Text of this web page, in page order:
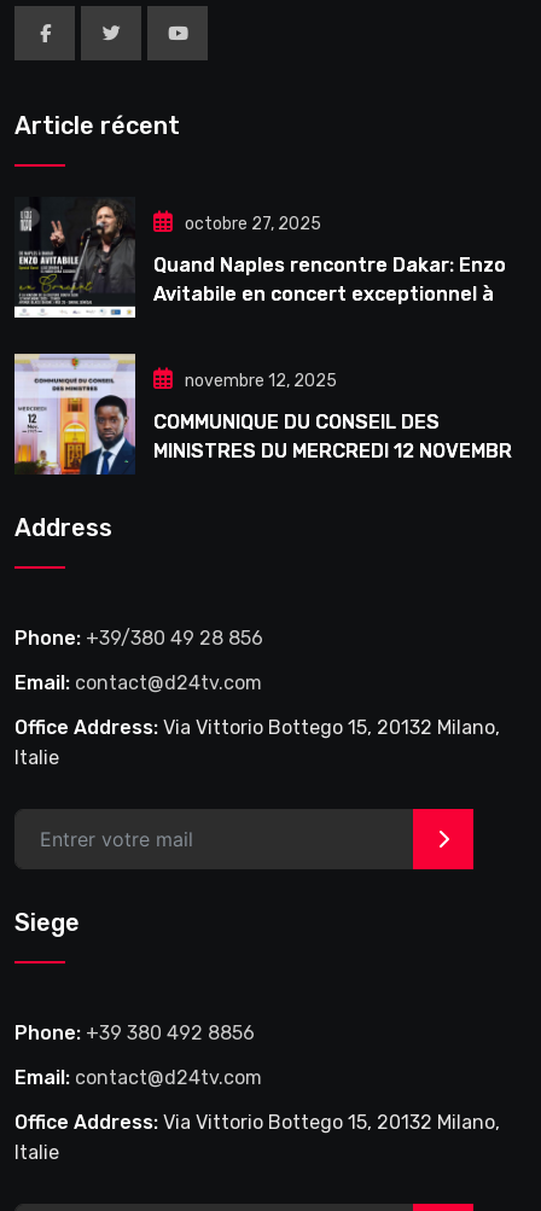
Article récent
octobre 27, 2025
Quand Naples rencontre Dakar: Enzo
Avitabile en concert exceptionnel à
novembre 12, 2025
COMMUNIQUE DU CONSEIL DES
MINISTRES DU MERCREDI 12 NOVEMBRE
Address
Phone: +39/380 49 28 856
Email: contact@d24tv.com
Office Address: Via Vittorio Bottego 15, 20132 Milano,
Italie
>
Siege
Phone: +39 380 492 8856
Email: contact@d24tv.com
Office Address: Via Vittorio Bottego 15, 20132 Milano,
Italie